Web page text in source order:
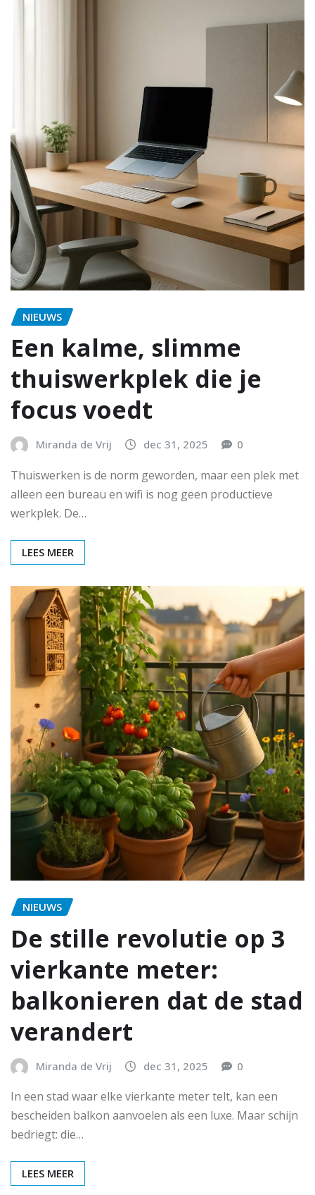
NIEUWS
Een kalme, slimme
thuiswerkplek die je
focus voedt
Miranda de Vrij dec 31, 2025 0
Thuiswerken is de norm geworden, maar een plek met
alleen een bureau en wifi is nog geen productieve
werkplek. De…
LEES MEER
NIEUWS
De stille revolutie op 3
vierkante meter:
balkonieren dat de stad
verandert
Miranda de Vrij dec 31, 2025 0
In een stad waar elke vierkante meter telt, kan een
bescheiden balkon aanvoelen als een luxe. Maar schijn
bedriegt: die…
LEES MEER